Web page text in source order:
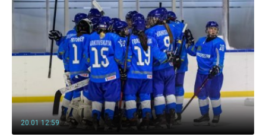
20.01 12:59